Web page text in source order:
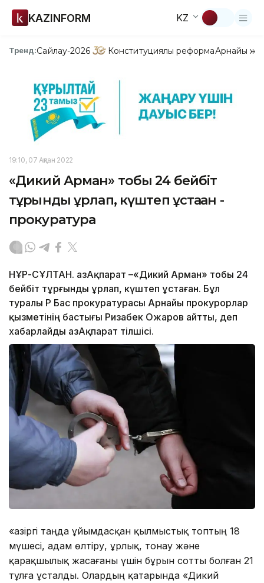
KAZINFORM KZ
Тренд:Сайлау-2026 Конституциялық реформаАрнайы
19:10, 07 Ақпан 2022
«Дикий Арман» тобы 24 бейбіт
тұрғынды ұрлап, күштеп ұстаған -
прокуратура
НҰР-СҰЛТАН. ҚазАқпарат –«Дикий Арман» тобы 24
бейбіт тұрғынды ұрлап, күштеп ұстаған. Бұл
туралы ҚР Бас прокуратурасы Арнайы прокурорлар
қызметінің бастығы Ризабек Ожаров айтты, деп
хабарлайды ҚазАқпарат тілшісі.
«Қазіргі таңда ұйымдасқан қылмыстық топтың 18
мүшесі, адам өлтіру, ұрлық, тонау және
қарақшылық жасағаны үшін бұрын сотты болған 21
тұлға ұсталды. Олардың қатарында «Дикий